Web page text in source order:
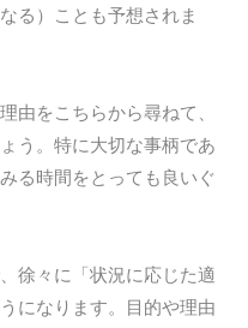
る）ことも予想されま
由をこちらから尋ねて、
う。特に大切な事柄であ
る時間をとっても良いぐ
徐々に「状況に応じた適
になります。目的や理由